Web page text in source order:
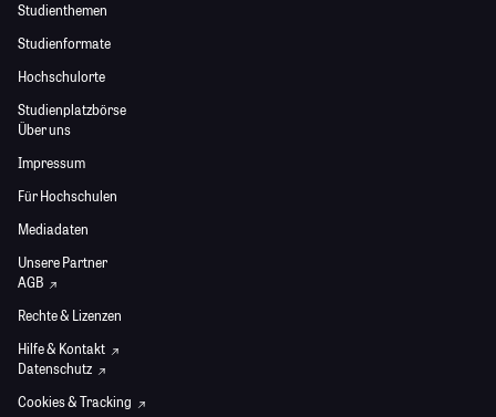
Studienthemen
Studienformate
Hochschulorte
Studienplatzbörse
Über uns
Impressum
Für Hochschulen
Mediadaten
Unsere Partner
AGB
Rechte & Lizenzen
Hilfe & Kontakt
Datenschutz
Cookies & Tracking